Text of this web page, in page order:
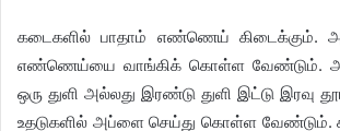
கடைகளில் பாதாம் எண்ணெய் கிடைக்கும்.
எண்ணெய்யை வாங்கிக் கொள்ள வேண்டும்.
ஒரு துளி அல்லது இரண்டு துளி இட்டு இரவு
உதடுகளில் அப்ளை செய்து கொள்ள வேண்டும்.